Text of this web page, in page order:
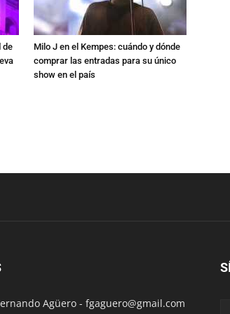
de
Milo J en el Kempes: cuándo y dónde
comprar las entradas para su único
show en el país
Agüero - fgaguero@gmail.com